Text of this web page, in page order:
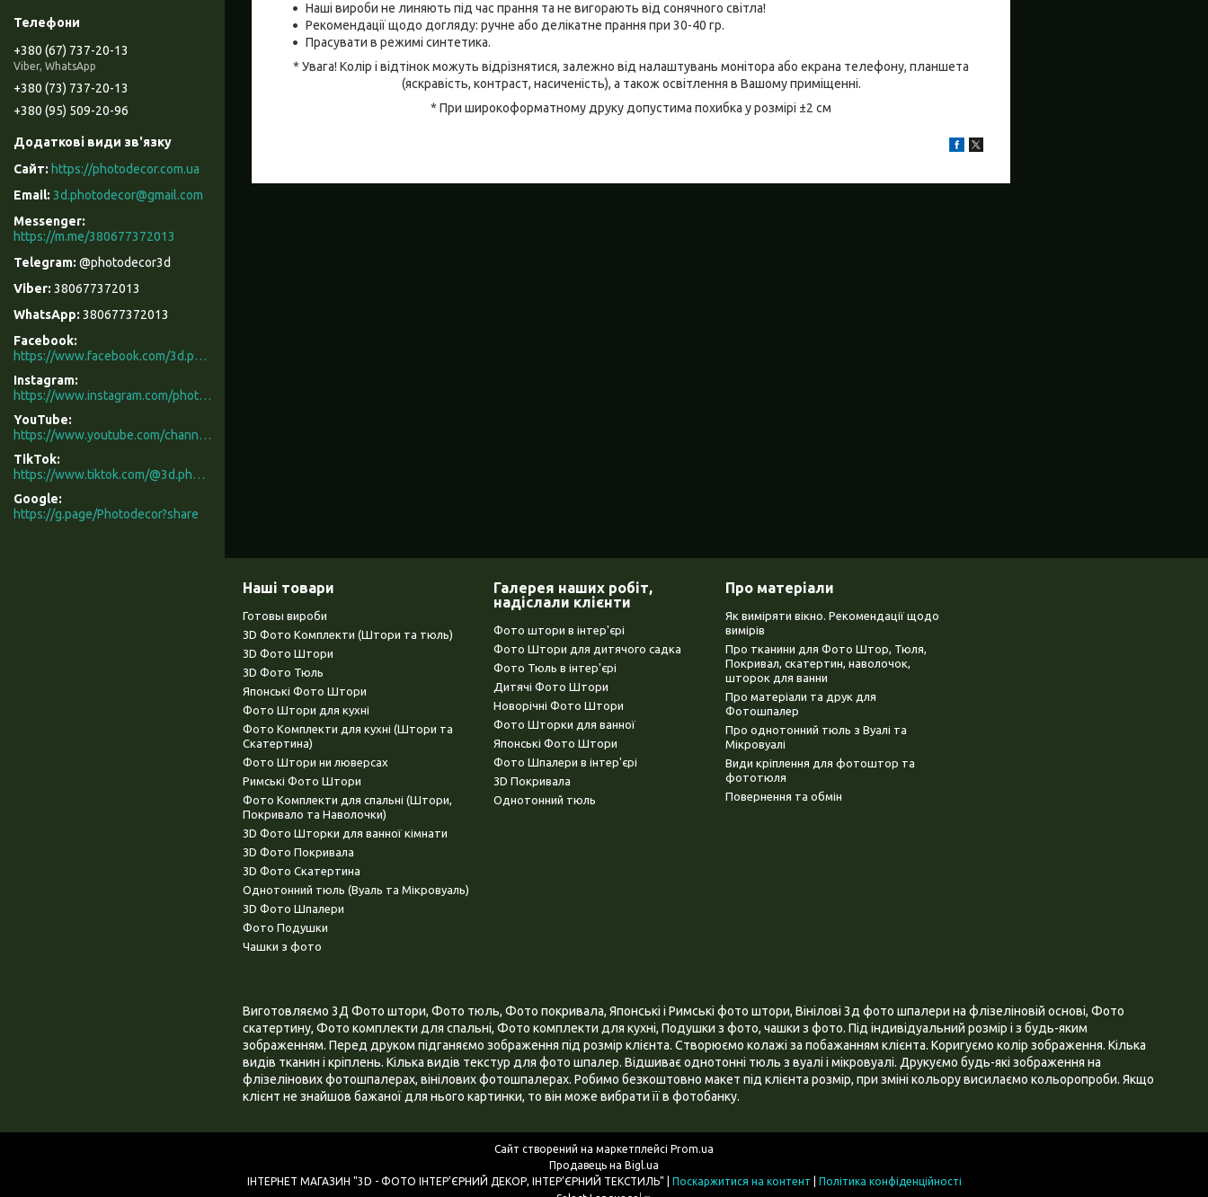
Наші вироби не линяють під час прання та не вигорають від сонячного світла!
Рекомендації щодо догляду: ручне або делікатне прання при 30-40 гр.
Прасувати в режимі синтетика.
* Увага! Колір і відтінок можуть відрізнятися, залежно від налаштувань монітора або екрана телефону, планшета
(яскравість, контраст, насиченість), а також освітлення в Вашому приміщенні.
* При широкоформатному друку допустима похибка у розмірі ±2 см
+380 (67) 737-20-13
Viber, WhatsApp
+380 (73) 737-20-13
+380 (95) 509-20-96
https://photodecor.com.ua
3d.photodecor@gmail.com
https://m.me/380677372013
@photodecor3d
380677372013
380677372013
Facebook
https://www.facebook.com/3d.photodecor/
Instagram
https://www.instagram.com/photodecor.com.ua/
YouTube
https://www.youtube.com/channel/UCXCUerfqRY1Pw7-IptdbqyA/videos
TikTok
https://www.tiktok.com/@3d.photodecor?is_from_webapp=1&sender_device=pc
Google
https://g.page/Photodecor?share
Наші товари
Готовы вироби
3D Фото Комплекти (Штори та тюль)
3D Фото Штори
3D Фото Тюль
Японські Фото Штори
Фото Штори для кухні
Фото Комплекти для кухні (Штори та
Скатертина)
Фото Штори ни люверсах
Римські Фото Штори
Фото Комплекти для спальні (Штори,
Покривало та Наволочки)
3D Фото Шторки для ванної кімнати
3D Фото Покривала
3D Фото Скатертина
Однотонний тюль (Вуаль та Мікровуаль)
3D Фото Шпалери
Фото Подушки
Чашки з фото
Галерея наших робіт,
надіслали клієнти
Фото штори в інтер'єрі
Фото Штори для дитячого садка
Фото Тюль в інтер'єрі
Дитячі Фото Штори
Новорічні Фото Штори
Фото Шторки для ванної
Японські Фото Штори
Фото Шпалери в інтер'єрі
3D Покривала
Однотонний тюль
Про матеріали
Як виміряти вікно. Рекомендації щодо
вимірів
Про тканини для Фото Штор, Тюля,
Покривал, скатертин, наволочок,
шторок для ванни
Про матеріали та друк для
Фотошпалер
Про однотонний тюль з Вуалі та
Мікровуалі
Види кріплення для фотоштор та
фототюля
Повернення та обмін
Виготовляємо 3Д Фото штори, Фото тюль, Фото покривала, Японські і Римські фото штори, Вінілові 3д фото шпалери на флізеліновій основі, Фото
скатертину, Фото комплекти для спальні, Фото комплекти для кухні, Подушки з фото, чашки з фото. Під індивідуальний розмір і з будь-яким
зображенням. Перед друком підганяємо зображення під розмір клієнта. Створюємо колажі за побажанням клієнта. Коригуємо колір зображення. Кілька
видів тканин і кріплень. Кілька видів текстур для фото шпалер. Відшиває однотонні тюль з вуалі і мікровуалі. Друкуємо будь-які зображення на
флізелінових фотошпалерах, вінілових фотошпалерах. Робимо безкоштовно макет під клієнта розмір, при зміні кольору висилаємо кольоропроби. Якщо
клієнт не знайшов бажаної для нього картинки, то він може вибрати її в фотобанку.
Сайт створений на маркетплейсі Prom.ua
Продавець на Bigl.ua
Поскаржитися на контент
Політика конфіденційності